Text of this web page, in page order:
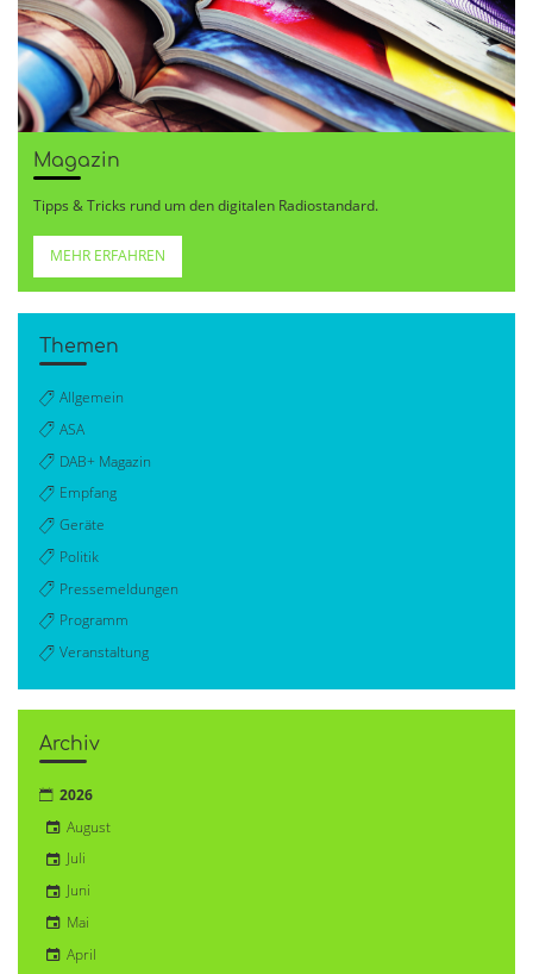
Magazin
Tipps & Tricks rund um den digitalen Radiostandard.
MEHR ERFAHREN
Themen
Allgemein
ASA
DAB+ Magazin
Empfang
Geräte
Politik
Pressemeldungen
Programm
Veranstaltung
Archiv
2026
August
Juli
Juni
Mai
April